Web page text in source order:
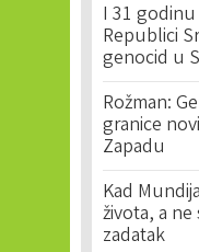
I 31
Republici
genocid u
Rožman:
granice
Zapadu
Kad
života, a
zadatak